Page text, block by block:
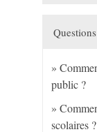
public ?
scolaires ?